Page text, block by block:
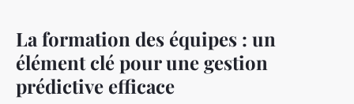
La formation des équipes : un
élément clé pour une gestion
prédictive efficace